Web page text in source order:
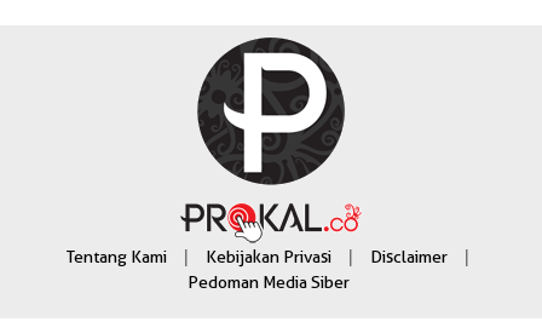
Tentang Kami | Kebijakan Privasi | Disclaimer |
Pedoman Media Siber